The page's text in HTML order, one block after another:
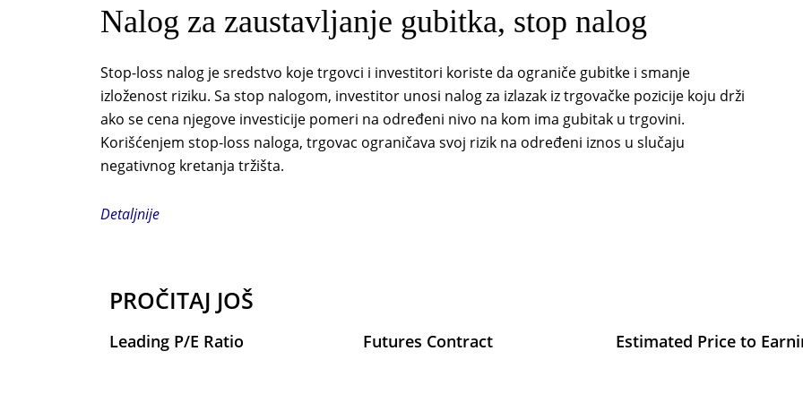
Nalog za zaustavljanje gubitka, stop nalog
Stop-loss nalog je sredstvo koje trgovci i investitori koriste da ograniče gubitke i smanje
izloženost riziku. Sa stop nalogom, investitor unosi nalog za izlazak iz trgovačke pozicije koju drži
ako se cena njegove investicije pomeri na određeni nivo na kom ima gubitak u trgovini.
Korišćenjem stop-loss naloga, trgovac ograničava svoj rizik na određeni iznos u slučaju
negativnog kretanja tržišta.
Detaljnije
PROČITAJ JOŠ
Leading P/E Ratio Futures Contract Estimated Price to